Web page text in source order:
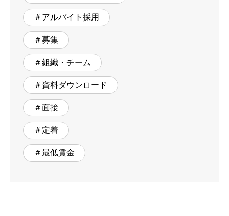
＃アルバイト採用
＃募集
＃組織・チーム
＃資料ダウンロード
＃面接
＃定着
＃最低賃金